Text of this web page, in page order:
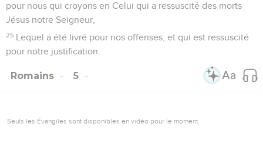
pour nous qui croyons en Celui qui a ressuscité des morts
Jésus notre Seigneur,
25 Lequel a été livré pour nos offenses, et qui est ressuscité
pour notre justification.
Romains 5
Seuls les Évangiles sont disponibles en vidéo pour le moment.